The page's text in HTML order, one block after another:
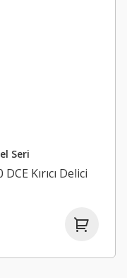
Seri
Kırıcı Delici